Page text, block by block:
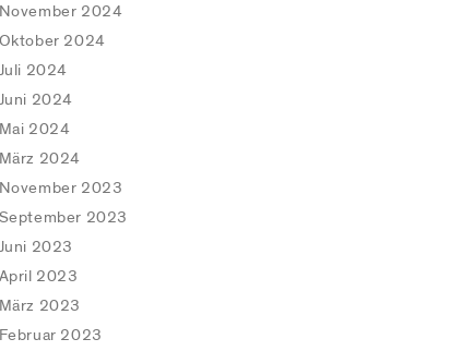
November 2024
Oktober 2024
Juli 2024
Juni 2024
Mai 2024
März 2024
November 2023
September 2023
Juni 2023
April 2023
März 2023
Februar 2023